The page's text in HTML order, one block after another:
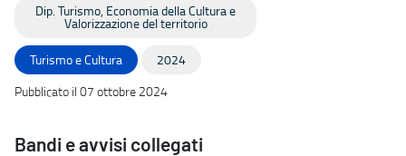
Dip. Turismo, Economia della Cultura e
Valorizzazione del territorio
Turismo e Cultura
2024
Pubblicato il 07 ottobre 2024
Bandi e avvisi collegati